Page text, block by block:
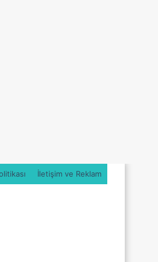
İletişim ve Reklam